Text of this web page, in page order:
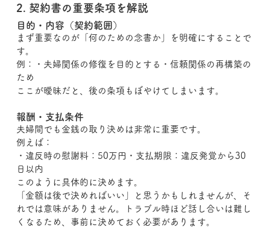
2. 契約書の重要条項を解説
目的・内容（契約範囲）
まず重要なのが「何のための念書か」を明確にすることで
す。
例：・夫婦関係の修復を目的とする・信頼関係の再構築の
ため
ここが曖昧だと、後の条項もぼやけてしまいます。
報酬・支払条件
夫婦間でも金銭の取り決めは非常に重要です。
例えば：
・違反時の慰謝料：50万円・支払期限：違反発覚から30
日以内
このように具体的に決めます。
「金額は後で決めればいい」と思うかもしれませんが、そ
れでは意味がありません。トラブル時ほど話し合いは難し
くなるため、事前に決めておく必要があります。